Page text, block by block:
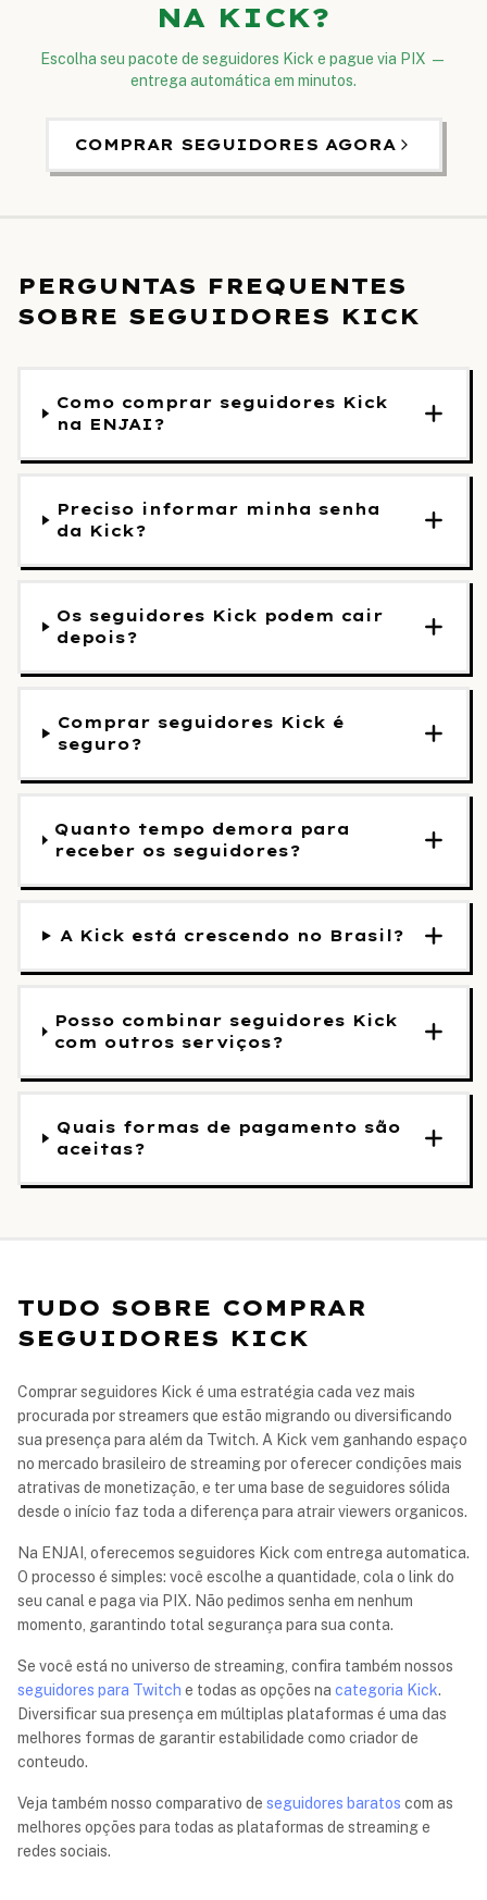
NA KICK?
Escolha seu pacote de seguidores Kick e pague via PIX —
entrega automática em minutos.
COMPRAR SEGUIDORES AGORA
PERGUNTAS FREQUENTES
SOBRE SEGUIDORES KICK
Como comprar seguidores Kick
na ENJAI?
Preciso informar minha senha
da Kick?
Os seguidores Kick podem cair
depois?
Comprar seguidores Kick é
seguro?
Quanto tempo demora para
receber os seguidores?
A Kick está crescendo no Brasil?
Posso combinar seguidores Kick
com outros serviços?
Quais formas de pagamento são
aceitas?
TUDO SOBRE COMPRAR
SEGUIDORES KICK
Comprar seguidores Kick é uma estratégia cada vez mais
procurada por streamers que estão migrando ou diversificando
sua presença para além da Twitch. A Kick vem ganhando espaço
no mercado brasileiro de streaming por oferecer condições mais
atrativas de monetização, e ter uma base de seguidores sólida
desde o início faz toda a diferença para atrair viewers organicos.
Na ENJAI, oferecemos seguidores Kick com entrega automatica.
O processo é simples: você escolhe a quantidade, cola o link do
seu canal e paga via PIX. Não pedimos senha em nenhum
momento, garantindo total segurança para sua conta.
Se você está no universo de streaming, confira também nossos
seguidores para Twitch e todas as opções na categoria Kick.
Diversificar sua presença em múltiplas plataformas é uma das
melhores formas de garantir estabilidade como criador de
conteudo.
Veja também nosso comparativo de seguidores baratos com as
melhores opções para todas as plataformas de streaming e
redes sociais.